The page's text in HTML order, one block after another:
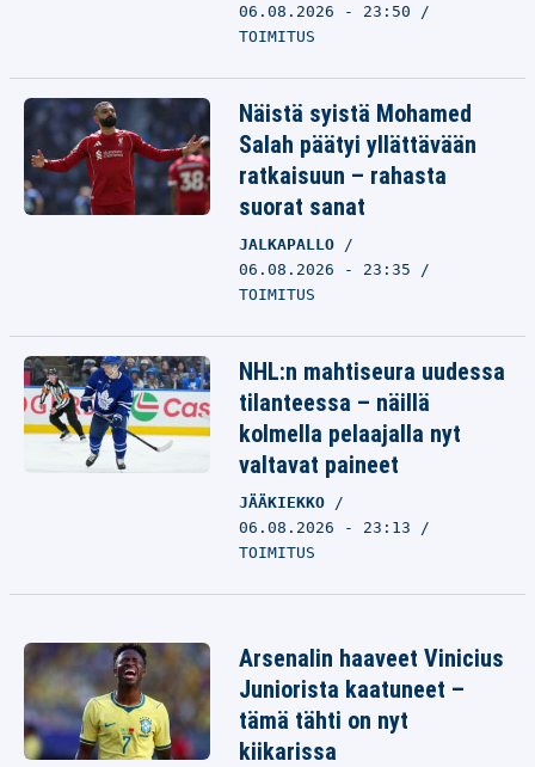
06.08.2026 - 23:50
TOIMITUS
Näistä syistä Mohamed
Salah päätyi yllättävään
ratkaisuun – rahasta
suorat sanat
JALKAPALLO
06.08.2026 - 23:35
TOIMITUS
NHL:n mahtiseura uudessa
tilanteessa – näillä
kolmella pelaajalla nyt
valtavat paineet
JÄÄKIEKKO
06.08.2026 - 23:13
TOIMITUS
Arsenalin haaveet Vinicius
Juniorista kaatuneet –
tämä tähti on nyt
kiikarissa